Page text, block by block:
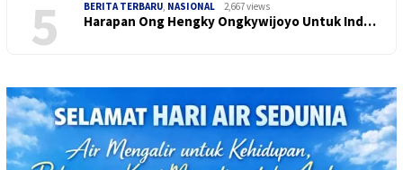
5 BERITA TERBARU, NASIONAL 2,667 views
Harapan Ong Hengky Ongkywijoyo Untuk Ind…